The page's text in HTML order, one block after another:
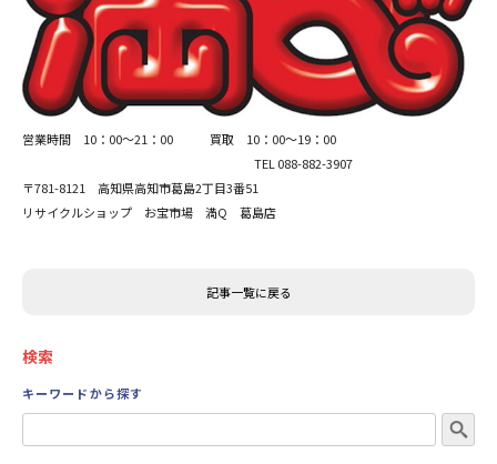
営業時間 10：00～21：00 買取 10：00～19：00
TEL 088-882-3907
〒781-8121 高知県高知市葛島2丁目3番51
リサイクルショップ お宝市場 満Q 葛島店
記事一覧に戻る
検索
キーワードから探す